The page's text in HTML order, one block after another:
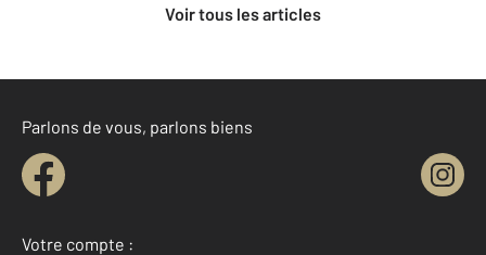
Voir tous les articles
Parlons de vous, parlons biens
Votre compte :